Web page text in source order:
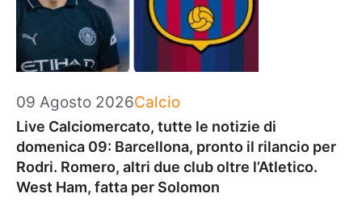
09 Agosto 2026Categorie
Calcio
Live Calciomercato, tutte le notizie di
domenica 09: Barcellona, pronto il rilancio per
Rodri. Romero, altri due club oltre l’Atletico.
West Ham, fatta per Solomon